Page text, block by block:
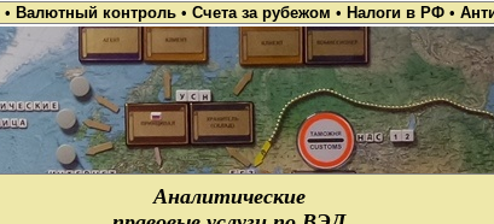
• Валютный контроль • Счета за рубежом • Налоги в РФ •
Аналитические